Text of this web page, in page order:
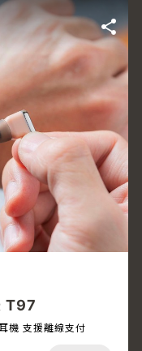
T97
機 支援離線支付